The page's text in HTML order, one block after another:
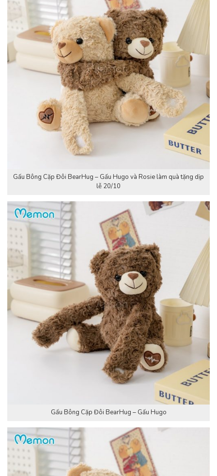
Gấu Bông Cặp Đôi BearHug – Gấu Hugo và Rosie làm quà tặng dịp
lễ 20/10
Gấu Bông Cặp Đôi BearHug – Gấu Hugo